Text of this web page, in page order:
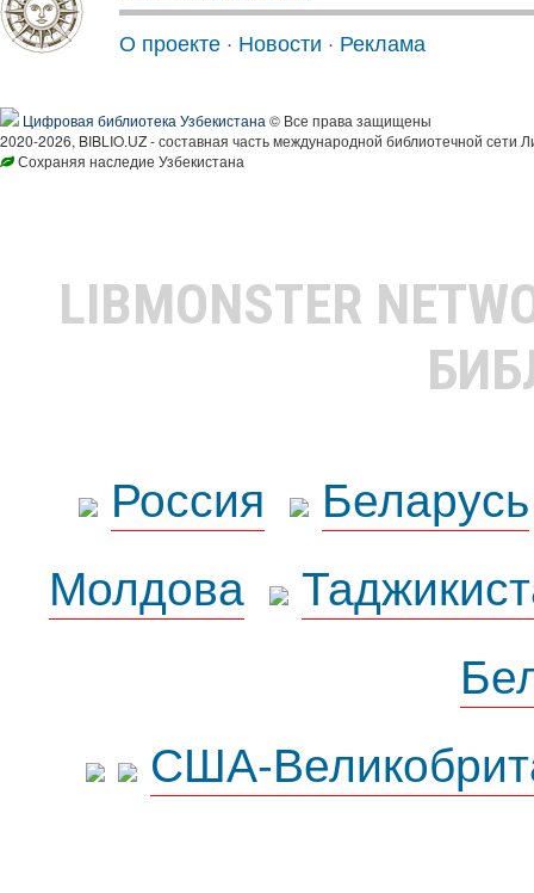
О проекте · Новости · Реклама
Цифровая библиотека Узбекистана © Все права защищены
2020-2026, BIBLIO.UZ - составная часть международной библиотечной сети
Сохраняя наследие Узбекистана
LIBMONSTER
Россия
Беларусь
Молдова
США-